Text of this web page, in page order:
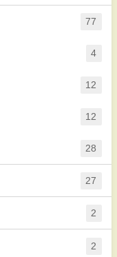
77
4
12
12
28
27
2
2